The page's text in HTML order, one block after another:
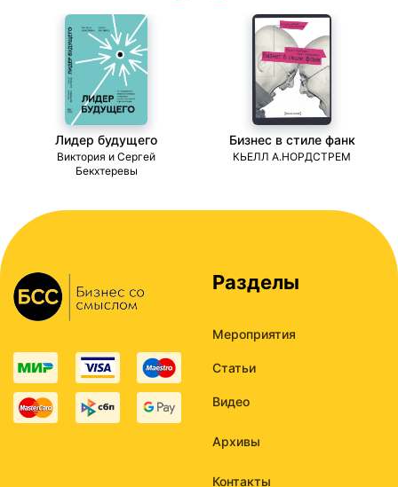
Лидер будущего
Виктория и Сергей
Бекхтеревы
Бизнес в стиле фанк
КЬЕЛЛ А.НОРДСТРЕМ
Разделы
Мероприятия
Статьи
Видео
Архивы
Контакты